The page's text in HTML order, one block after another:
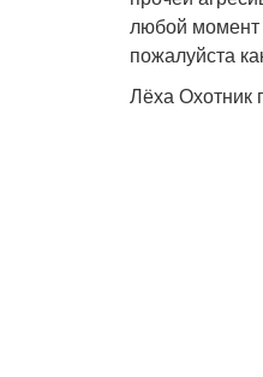
любой момент
пожалуйста
Лёха Охотник